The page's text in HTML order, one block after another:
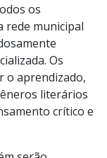
os
municipal
Os
o aprendizado,
literários
crítico e